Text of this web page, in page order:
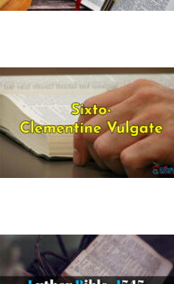
The
Vulgate
July 12,
Luther